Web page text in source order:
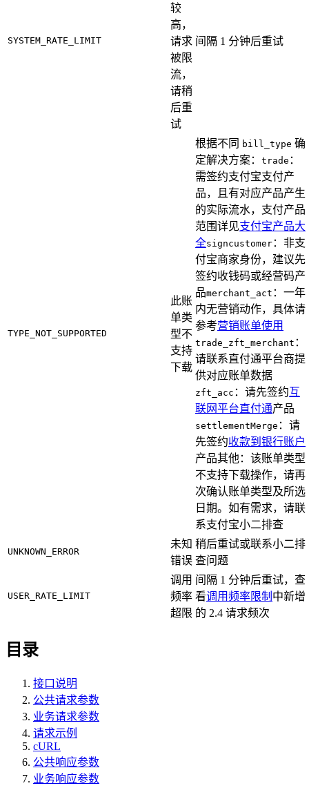
SYSTEM_RATE_LIMIT
较
高，
请求
被限
流，
请稍
后重
试
间隔 1 分钟后重试
TYPE_NOT_SUPPORTED
此账
单类
型不
支持
下载
根据不同 bill_type 确
定解决方案： trade ：
需签约支付宝支付产
品，且有对应产品产生
的实际流水，支付产品
范围详见支付宝产品大
全signcustomer ：非支
付宝商家身份，建议先
签约收钱码或经营码产
品merchant_act ：一年
内无营销动作，具体请
参考营销账单使用
trade_zft_merchant ：
请联系直付通平台商提
供对应账单数据
zft_acc ：请先签约互
联网平台直付通产品
settlementMerge ：请
先签约收款到银行账户
产品其他：该账单类型
不支持下载操作，请再
次确认账单类型及所选
日期。如有需求，请联
系支付宝小二排查
UNKNOWN_ERROR
未知
错误
稍后重试或联系小二排
查问题
USER_RATE_LIMIT
调用
频率
超限
间隔 1 分钟后重试，查
看调用频率限制 中新增
的 2.4 请求频次
目录
接口说明
公共请求参数
业务请求参数
请求示例
cURL
公共响应参数
业务响应参数